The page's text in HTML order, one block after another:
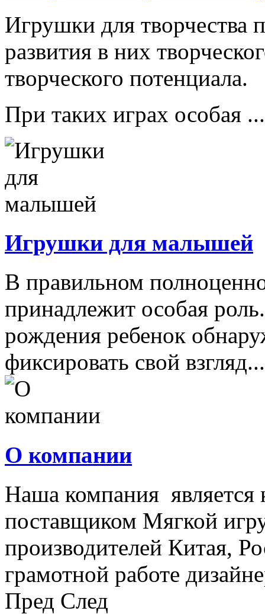
Игрушки для творчества
развития в них
творческого потенциала.
При таких играх особая ...
Игрушки для малышей
В правильном
принадлежит особая
рождения ребенок
фиксировать свой взгляд...
О компании
Наша компания
поставщиком Мягкой
производителей Китая,
грамотной работе
Пред След